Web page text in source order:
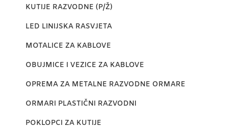
KUTIJE RAZVODNE (P/Ž)
LED LINIJSKA RASVJETA
MOTALICE ZA KABLOVE
OBUJMICE I VEZICE ZA KABLOVE
OPREMA ZA METALNE RAZVODNE ORMARE
ORMARI PLASTIČNI RAZVODNI
POKLOPCI ZA KUTIJE